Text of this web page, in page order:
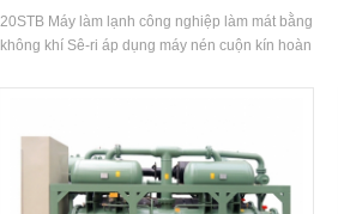
20STB Máy làm lạnh công nghiệp làm mát bằng
không khí Sê-ri áp dụng máy nén cuộn kín hoàn
nhiệt vỏ và ống, sử dụng R22, R407C Chất làm